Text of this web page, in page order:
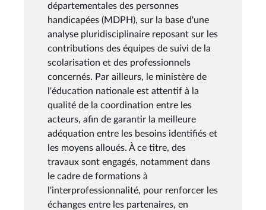
départementales des personnes
handicapées (MDPH), sur la base d'une
analyse pluridisciplinaire reposant sur les
contributions des équipes de suivi de la
scolarisation et des professionnels
concernés. Par ailleurs, le ministère de
l'éducation nationale est attentif à la
qualité de la coordination entre les
acteurs, afin de garantir la meilleure
adéquation entre les besoins identifiés et
les moyens alloués. À ce titre, des
travaux sont engagés, notamment dans
le cadre de formations à
l'interprofessionnalité, pour renforcer les
échanges entre les partenaires, en